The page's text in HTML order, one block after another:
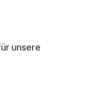
unsere